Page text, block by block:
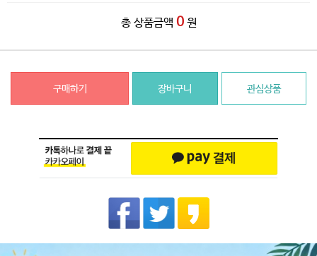
총 상품금액 0 원
구매하기 장바구니 관심상품